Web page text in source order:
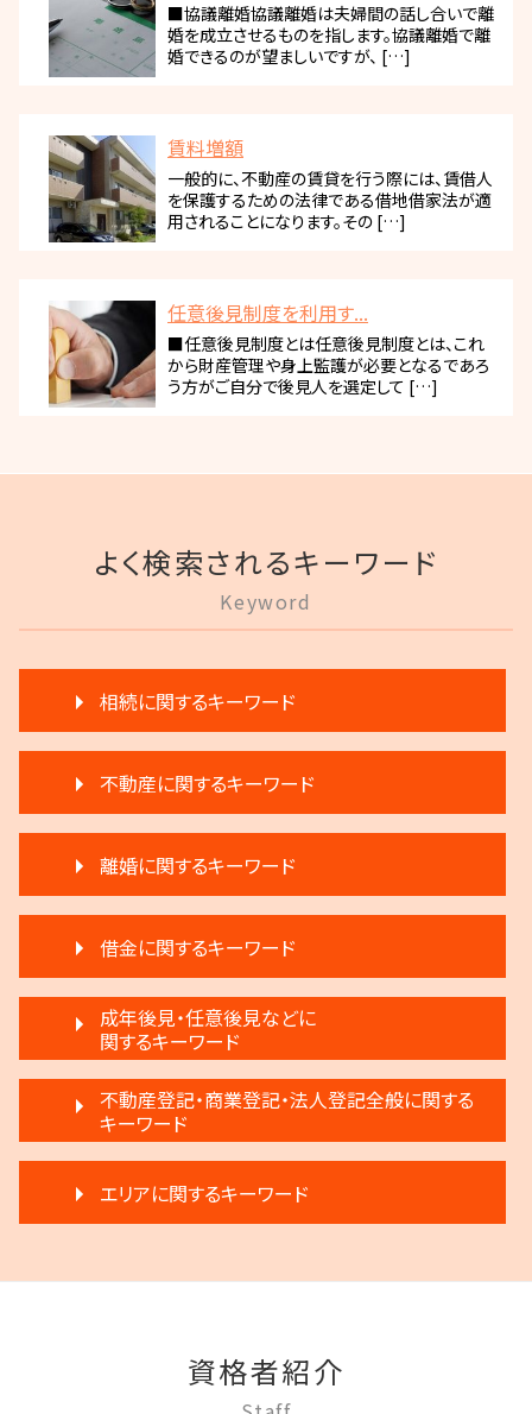
■協議離婚協議離婚は夫婦間の話し合いで離
婚を成立させるものを指します。協議離婚で離
婚できるのが望ましいですが、 […]
賃料増額
一般的に、不動産の賃貸を行う際には、賃借人
を保護するための法律である借地借家法が適
用されることになります。その […]
任意後見制度を利用す...
■任意後見制度とは任意後見制度とは、これ
から財産管理や身上監護が必要となるであろ
う方がご自分で後見人を選定して […]
よく検索されるキーワード
Keyword
相続に関するキーワード
遺言 執行 相続人
公正証書遺言 証人
相続 弁護士
相続人 調査 費用
相続 分割協議書
遺言 執行 流れ
執行人 遺言 相続
相続 弁護士費用
遺産分割 弁護士 メリット
生前贈与とは 住宅
遺言 執行しない
遺言 執行 期限
相続登記 義務化 過去の相続
相続 遺産分割協議書
生前贈与 注意点
遺言 執行 いつ
相続人申告登記 デメリット
不動産に関するキーワード
再開発 立ち退き
賃料増額 調停申立書
滞納 弁護士
賃料増額 更新
滞納 家賃 分割 交渉
家賃 滞納 法的措置
賃料増額 借地借家法
不動産 生前贈与
賃料増額 弁護士
家賃 滞納 対応
滞納家賃請求 時効
家賃 値上げ 交渉
家賃 滞納 弁護士
退去 立会い トラブル
不動産 明け渡し 調停
離婚に関するキーワード
離婚調停 不利な発言
調停離婚 流れ
離婚 円満調停
離婚 弁護士
協議離婚 弁護士
離婚 子供 影響
調停離婚 協議離婚
離婚 不動産 財産分与
協議離婚 流れ
離婚 新しい戸籍
借金に関するキーワード
破産宣告 自己破産
借金 弁護士
民事再生 弁済
任意整理 不動産
任意整理 弁護士
借金返済
個人再生 デメリット
任意整理 住宅ローン
成年後見・任意後見などに
関するキーワード
成年後見 デメリット
任意後見制度 弁護士
任意後見制度 申し立て
任意後見制度 代理人
任意後見制度 メリット
任意後見制度 義務
成年後見人 手続き 家族
不動産登記・商業登記・法人登記全般に関する
キーワード
弁護士 登記手続
不動産登記 義務化
不動産登記 弁護士
エリアに関するキーワード
府中市 離婚 相談
調布市 登記全般資格者紹介